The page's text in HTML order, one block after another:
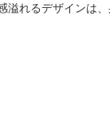
溢れるデザインは